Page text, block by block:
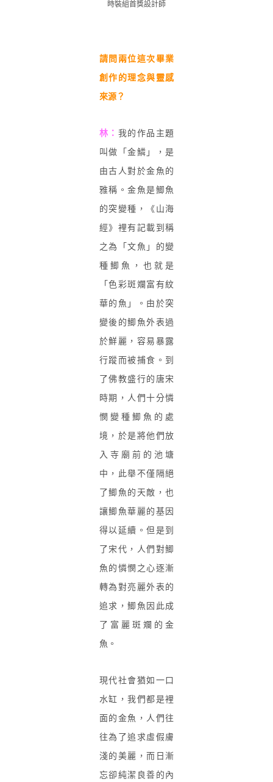
時裝組首獎設計師
請問兩位這次畢業
創作的理念與靈感
來源？
林： 我的作品主題
叫做「金鱗」，是
由古人對於金魚的
雅稱。金魚是鯽魚
的突變種，《山海
經》裡有記載到稱
之為「文魚」的變
種鯽魚，也就是
「色彩斑斕富有紋
華的魚」。由於突
變後的鯽魚外表過
於鮮麗，容易暴露
行蹤而被捕食。到
了佛教盛行的唐宋
時期，人們十分憐
憫變種鯽魚的處
境，於是將他們放
入寺廟前的池塘
中，此舉不僅隔絕
了鯽魚的天敵，也
讓鯽魚華麗的基因
得以延續。但是到
了宋代，人們對鯽
魚的憐憫之心逐漸
轉為對亮麗外表的
追求，鯽魚因此成
了富麗斑斕的金
魚。
現代社會猶如一口
水缸，我們都是裡
面的金魚，人們往
往為了追求虛假膚
淺的美麗，而日漸
忘卻純潔良善的內